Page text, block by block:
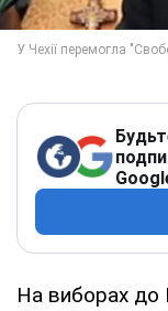
На виборах до